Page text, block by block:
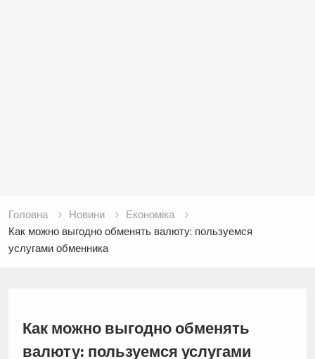
Головна Новини
Економіка
Как можно выгодно обменять валюту: пользуемся
услугами обменника
Как можно выгодно обменять
валюту: пользуемся услугами